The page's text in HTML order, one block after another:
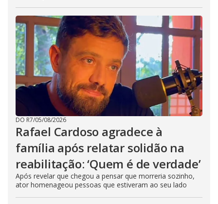
DO R7/05/08/2026
Rafael Cardoso agradece à
família após relatar solidão na
reabilitação: ‘Quem é de verdade’
Após revelar que chegou a pensar que morreria sozinho,
ator homenageou pessoas que estiveram ao seu lado